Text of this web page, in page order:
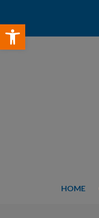
Open toolbar
HOME